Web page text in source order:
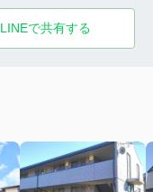
LINEで共有する